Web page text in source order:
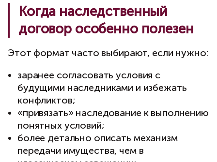
Когда наследственный
договор особенно полезен
Этот формат часто выбирают, если нужно:
заранее согласовать условия с
будущими наследниками и избежать
конфликтов;
«привязать» наследование к выполнению
понятных условий;
более детально описать механизм
передачи имущества, чем в